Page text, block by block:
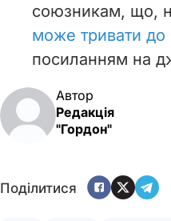
союзникам, що,
може тривати до
посиланням на
Автор
Редакція
"Гордон"
Поділитися